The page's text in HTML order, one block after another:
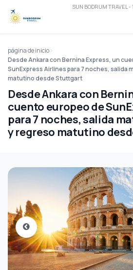
SUN BODRUM TRAVEL -
página de inicio
Desde Ankara con Bernina Express, un
SunExpress Airlines para 7 noches, salida
matutino desde Stuttgart
Desde Ankara con
cuento europeo de
para 7 noches, salida
y regreso matutino